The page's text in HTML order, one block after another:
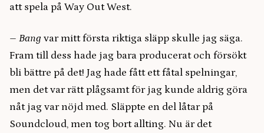
att spela på Way Out West.
– Bang var mitt första riktiga släpp skulle jag säga.
Fram till dess hade jag bara producerat och försökt
bli bättre på det! Jag hade fått ett fåtal spelningar,
men det var rätt plågsamt för jag kunde aldrig göra
nåt jag var nöjd med. Släppte en del låtar på
Soundcloud, men tog bort allting. Nu är det